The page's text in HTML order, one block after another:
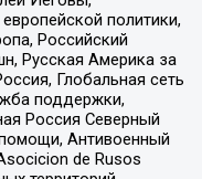
политики,
Российский
Русская Америка за
Глобальная сеть
поддержки,
Россия Северный
Антивоенный
de Rusos